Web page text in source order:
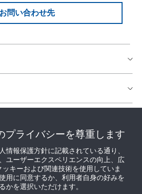
お問い合わせ先
プライバシーを尊重します
情報保護方針に記載されている通り、
ユーザーエクスペリエンスの向上、広
キーおよび関連技術を使用していま
用に同意するか、利用者自身の好みを
かを選択いただけます。